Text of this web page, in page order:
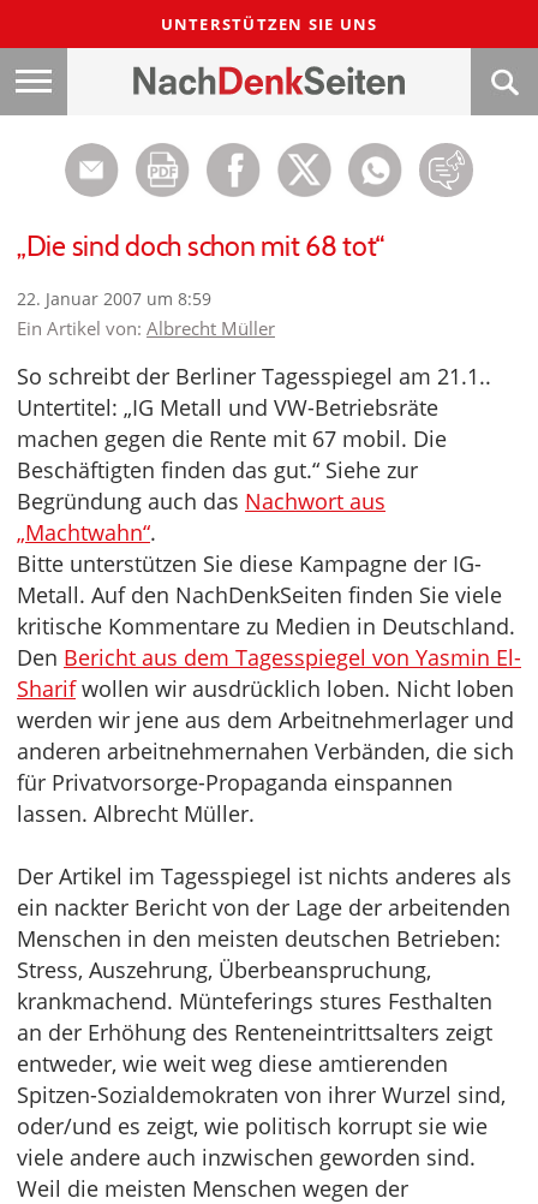
UNTERSTÜTZEN SIE UNS
„Die sind doch schon mit 68 tot“
22. Januar 2007 um 8:59
Ein Artikel von: Albrecht Müller
So schreibt der Berliner Tagesspiegel am 21.1..
Untertitel: „IG Metall und VW-Betriebsräte
machen gegen die Rente mit 67 mobil. Die
Beschäftigten finden das gut.“ Siehe zur
Begründung auch das Nachwort aus
„Machtwahn“.
Bitte unterstützen Sie diese Kampagne der IG-
Metall. Auf den NachDenkSeiten finden Sie viele
kritische Kommentare zu Medien in Deutschland.
Den Bericht aus dem Tagesspiegel von Yasmin El-
Sharifwollen wir ausdrücklich loben. Nicht loben
werden wir jene aus dem Arbeitnehmerlager und
anderen arbeitnehmernahen Verbänden, die sich
für Privatvorsorge-Propaganda einspannen
lassen. Albrecht Müller.
Der Artikel im Tagesspiegel ist nichts anderes als
ein nackter Bericht von der Lage der arbeitenden
Menschen in den meisten deutschen Betrieben:
Stress, Auszehrung, Überbeanspruchung,
krankmachend. Münteferings stures Festhalten
an der Erhöhung des Renteneintrittsalters zeigt
entweder, wie weit weg diese amtierenden
Spitzen-Sozialdemokraten von ihrer Wurzel sind,
oder/und es zeigt, wie politisch korrupt sie wie
viele andere auch inzwischen geworden sind.
Weil die meisten Menschen wegen der